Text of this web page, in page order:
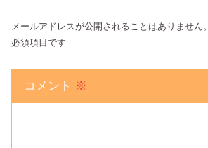
メールアドレスが公開されることはありません。
必須項目です
コメント ※